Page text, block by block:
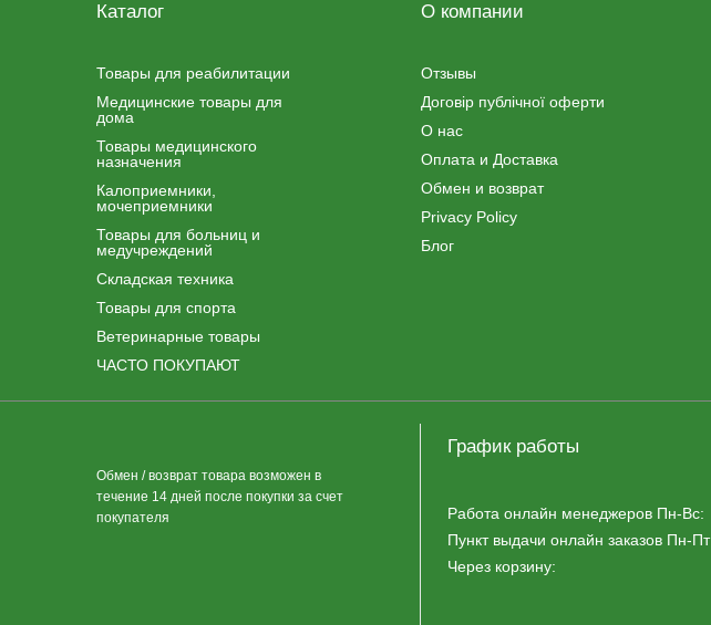
Каталог
Товары для реабилитации
Медицинские товары для
дома
Товары медицинского
назначения
Калоприемники,
мочеприемники
Товары для больниц и
медучреждений
Складская техника
Товары для спорта
Ветеринарные товары
ЧАСТО ПОКУПАЮТ
О компании
Отзывы
Договір публічної оферти
О нас
Оплата и Доставка
Обмен и возврат
Privacy Policy
Блог
Обмен / возврат товара возможен в
течение 14 дней после покупки за счет
покупателя
График работы
Работа онлайн менеджеров Пн-Вс:
Пункт выдачи онлайн заказов Пн-Пт
Через корзину: